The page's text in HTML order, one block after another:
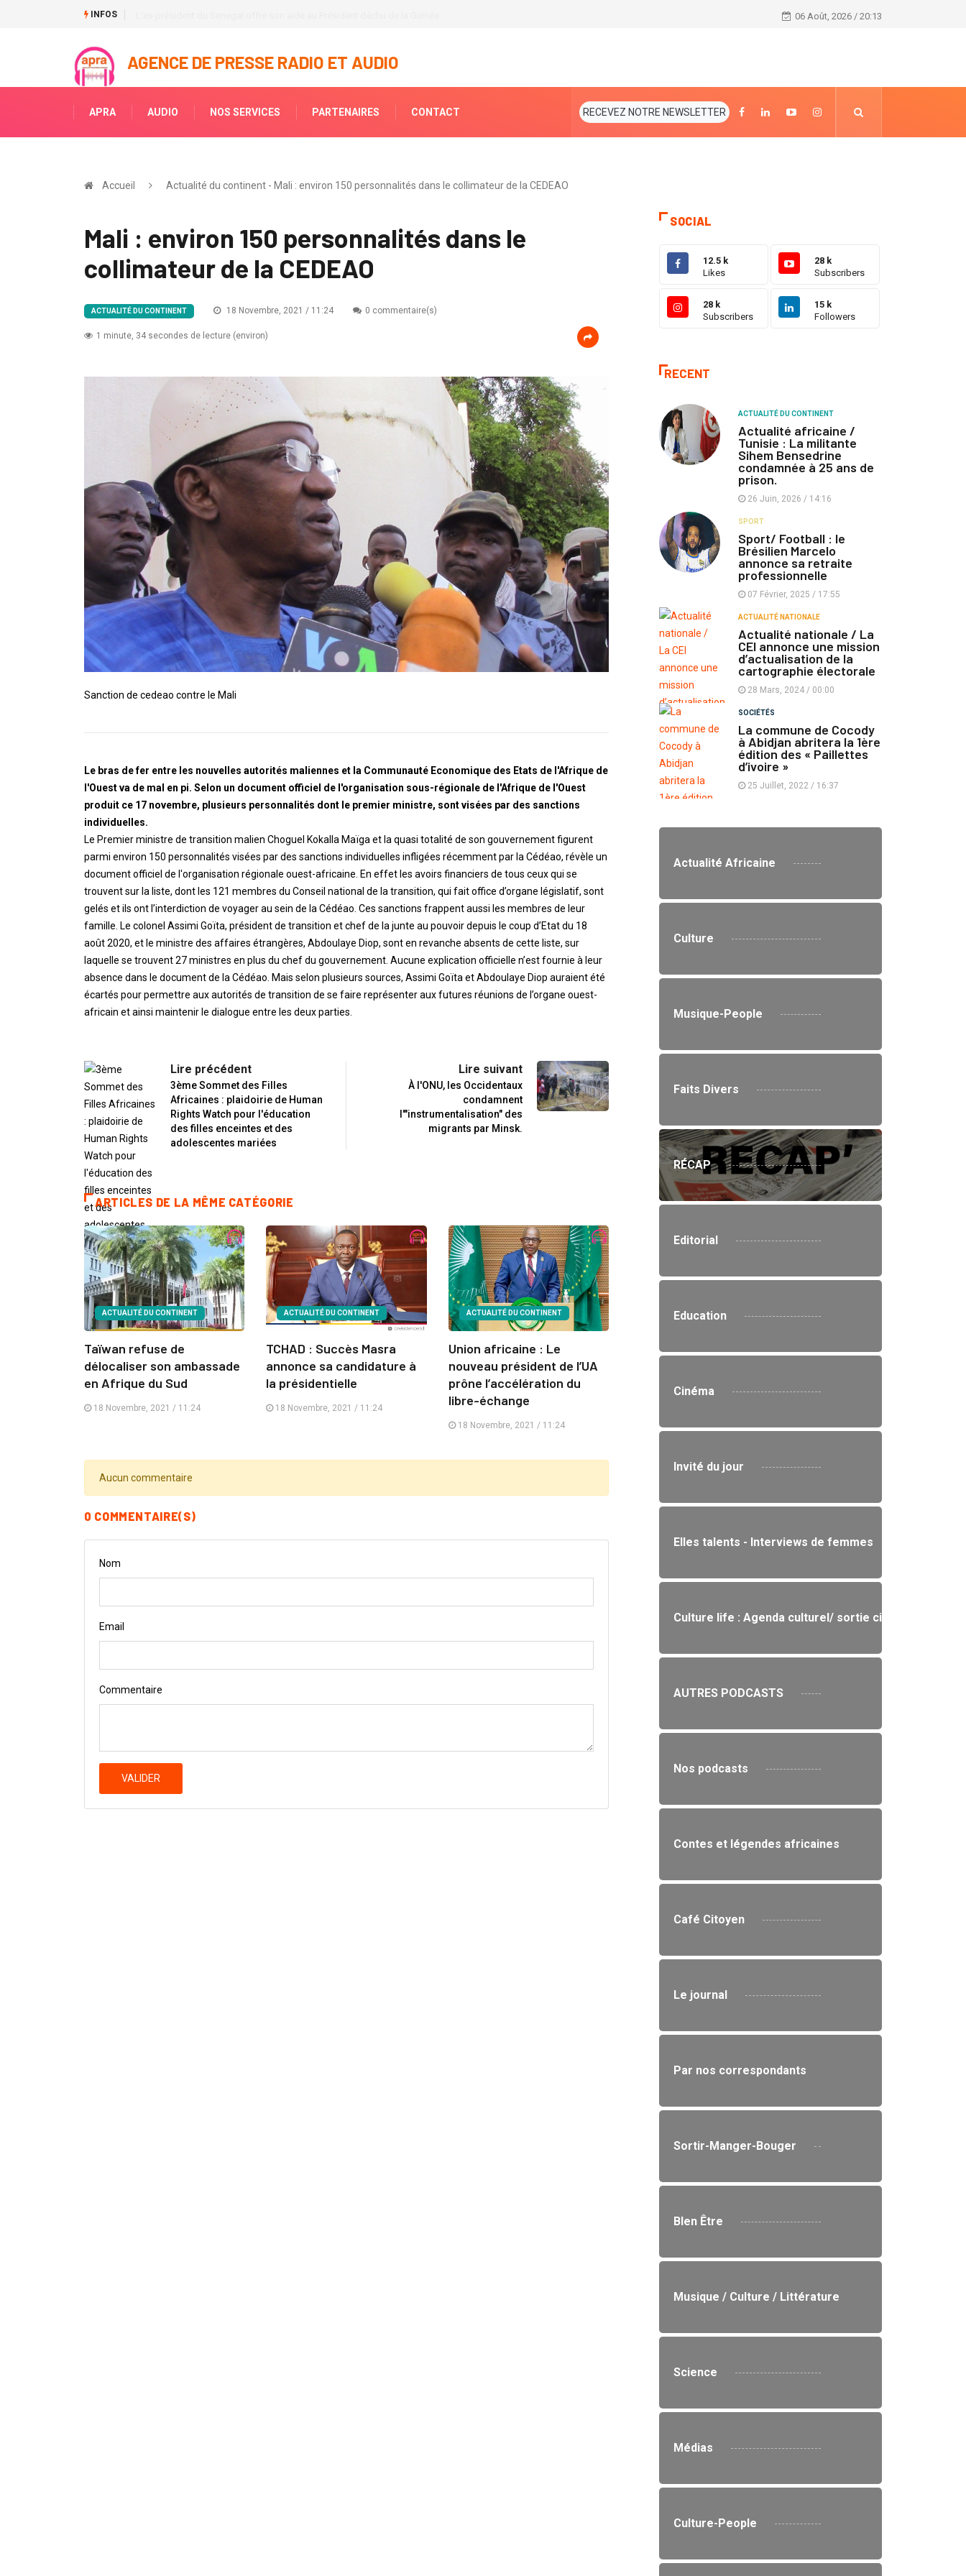
INFOS Côte d’Ivoire / Laurent Gbagbo demande
06 Août, 2026 / 20:13
AGENCE DE PRESSE RADIO ET AUDIO
APRA AUDIO NOS SERVICES PARTENAIRES CONTACT RECEVEZ NOTRE NEWSLETTER
Accueil Actualité du continent - Mali : environ 150 personnalités dans le collimateur de la CEDEAO
Mali : environ 150 personnalités dans le
collimateur de la CEDEAO
ACTUALITÉ DU CONTINENT 18 Novembre, 2021 / 11:24 0 commentaire(s)
1 minute, 34 secondes de lecture (environ)
Sanction de cedeao contre le Mali
Le bras de fer entre les nouvelles autorités maliennes et la Communauté Economique des Etats de l'Afrique de
l'Ouest va de mal en pi. Selon un document officiel de l'organisation sous-régionale de l'Afrique de l'Ouest
produit ce 17 novembre, plusieurs personnalités dont le premier ministre, sont visées par des sanctions
individuelles.
Le Premier ministre de transition malien Choguel Kokalla Maïga et la quasi totalité de son gouvernement figurent
parmi environ 150 personnalités visées par des sanctions individuelles infligées récemment par la Cédéao, révèle un
document officiel de l'organisation régionale ouest-africaine. En effet les avoirs financiers de tous ceux qui se
trouvent sur la liste, dont les 121 membres du Conseil national de la transition, qui fait office d’organe législatif, sont
gelés et ils ont l’interdiction de voyager au sein de la Cédéao. Ces sanctions frappent aussi les membres de leur
famille. Le colonel Assimi Goïta, président de transition et chef de la junte au pouvoir depuis le coup d’Etat du 18
août 2020, et le ministre des affaires étrangères, Abdoulaye Diop, sont en revanche absents de cette liste, sur
laquelle se trouvent 27 ministres en plus du chef du gouvernement. Aucune explication officielle n’est fournie à leur
absence dans le document de la Cédéao. Mais selon plusieurs sources, Assimi Goïta et Abdoulaye Diop auraient été
écartés pour permettre aux autorités de transition de se faire représenter aux futures réunions de l’organe ouest-
africain et ainsi maintenir le dialogue entre les deux parties.
Lire précédent
3ème Sommet des Filles
Africaines : plaidoirie de Human
Rights Watch pour l'éducation
des filles enceintes et des
adolescentes mariées
Lire suivant
À l'ONU, les Occidentaux
condamnent
l'"instrumentalisation" des
migrants par Minsk.
ARTICLES DE LA MÊME CATÉGORIE
ACTUALITÉ DU CONTINENT
Taïwan refuse de
délocaliser son ambassade
en Afrique du Sud
18 Novembre, 2021 / 11:24
ACTUALITÉ DU CONTINENT
TCHAD : Succès Masra
annonce sa candidature à
la présidentielle
18 Novembre, 2021 / 11:24
ACTUALITÉ DU CONTINENT
Union africaine : Le
nouveau président de l’UA
prône l’accélération du
libre-échange
18 Novembre, 2021 / 11:24
Aucun commentaire
0 COMMENTAIRE(S)
Nom
Email
Commentaire
VALIDER
SOCIAL
12.5 k
Likes
28 k
Subscribers
28 k
Subscribers
15 k
Followers
RECENT
ACTUALITÉ DU CONTINENT
Actualité africaine /
Tunisie : La militante
Sihem Bensedrine
condamnée à 25 ans de
prison.
26 Juin, 2026 / 14:16
SPORT
Sport/ Football : le
Brésilien Marcelo
annonce sa retraite
professionnelle
07 Février, 2025 / 17:55
ACTUALITÉ NATIONALE
Actualité nationale / La
CEI annonce une mission
d’actualisation de la
cartographie électorale
28 Mars, 2024 / 00:00
SOCIÉTÉS
La commune de Cocody
à Abidjan abritera la 1ère
édition des « Paillettes
d’ivoire »
25 Juillet, 2022 / 16:37
Actualité Africaine
Culture
Musique-People
Faits Divers
RÉCAP
Editorial
Education
Cinéma
Invité du jour
Elles talents - Interviews de femmes
Culture life : Agenda culturel/ sortie cinéma / expo/
AUTRES PODCASTS
Nos podcasts
Contes et légendes africaines
Café Citoyen
Le journal
Par nos correspondants
Sortir-Manger-Bouger
BIen Être
Musique / Culture / Littérature
Science
Médias
Culture-People